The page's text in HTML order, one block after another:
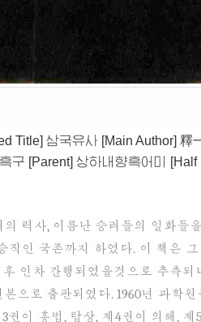
Title] 삼국유사 [Main Author] 釋
구 [Parent] 상하내향흑어미 [Half
력사, 이름난 승려들의 일화
인 국존까지 하였다. 이 책은
인차 간행되였을것으로 추측
으로 출판되였다. 1960년 과학
이 흥법, 탑상, 제4권이 의해,